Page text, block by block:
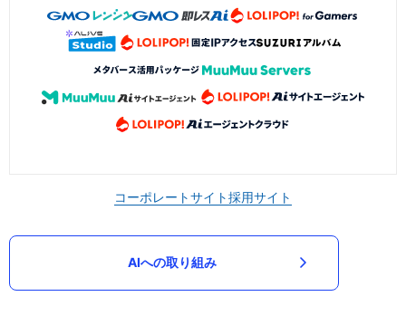
コーポレートサイト採用サイト
AIへの取り組み